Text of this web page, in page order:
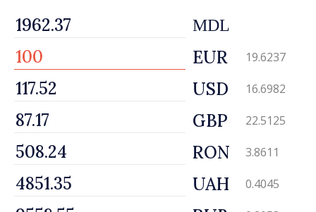
MDL
EUR 19.6237
USD 16.6982
GBP 22.5125
RON 3.8611
UAH 0.4045